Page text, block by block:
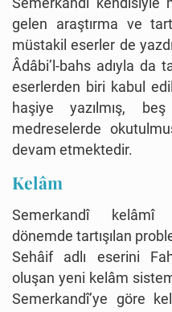
gelen araştırma ve
müstakil eserler de
Âdâbi’l-bahs adıyla da
eserlerden biri kabul
haşiye yazılmış,
medreselerde
devam etmektedir.
Kelâm
Semerkandî kelâmî
dönemde tartışılan
Sehâif adlı eserini
oluşan yeni kelâm
Semerkandî’ye göre